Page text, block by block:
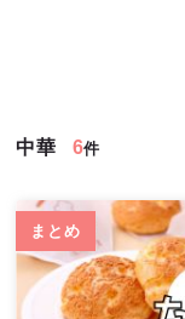
中華 6件
まとめ